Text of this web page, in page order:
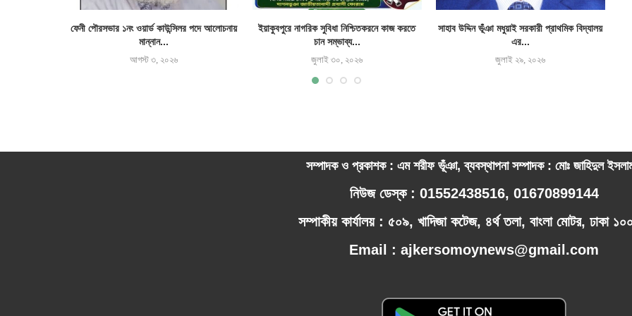
ফেনী পৌরসভার ১নং ওয়ার্ড কাউন্সিলর পদে আলোচনায়
মান্নান...
আগস্ট ৩, ২০২৬
ইয়াকুবপুরে নাগরিক সুবিধা নিশ্চিতকরনে কাজ করতে
চান সম্ভাব্য...
জুলাই ৩০, ২০২৬
সাহাব উদ্দিন ভূঁঞা মধুয়াই সরকারী প্রাথমিক বিদ্যালয়
এর...
জুলাই ২৯, ২০২৬
সম্পাদক ও প্রকাশক : এম শরীফ ভূঁঞা, ব্যবস্থাপনা সম্পাদক : মোঃ জাহিদুল
নিউজ ডেস্ক : 01552438516, 01670899144
সম্পাকীয় কার্যালয় : ৫০৯, খাদিজা কটেজ, ৪র্থ তলা, বাংলা মোটর, ঢাকা
Email : ajkersomoynews@gmail.com